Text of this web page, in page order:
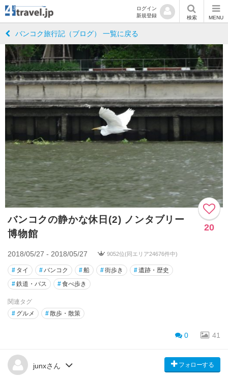
ログイン
新規登録
検索 MENU
バンコク旅行記（ブログ） 一覧に戻る
バンコクの静かな休日(2) ノンタブリー
博物館
20
2018/05/27 - 2018/05/27 9052位(同エリア24676件中)
# タイ #バンコク #船 #街歩き #遺跡・歴史
#鉄道・バス #食べ歩き
関連タグ
# グルメ #散歩・散策
0 41
junxさん フォローする